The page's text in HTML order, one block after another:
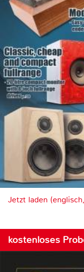
Jetzt laden
kostenloses